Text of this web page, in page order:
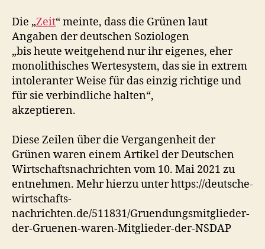
Die „Zeit“ meinte, dass die Grünen laut
Angaben der deutschen Soziologen
„bis heute weitgehend nur ihr eigenes, eher
monolithisches Wertesystem, das sie in extrem
intoleranter Weise für das einzig richtige und
für sie verbindliche halten“,
akzeptieren.
Diese Zeilen über die Vergangenheit der
Grünen waren einem Artikel der Deutschen
Wirtschaftsnachrichten vom 10. Mai 2021 zu
entnehmen. Mehr hierzu unter https://deutsche-
wirtschafts-
nachrichten.de/511831/Gruendungsmitglieder-
der-Gruenen-waren-Mitglieder-der-NSDAP